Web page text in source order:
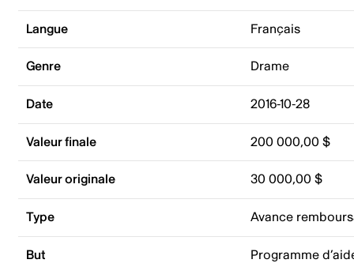
Langue Français
Genre Drame
Date 2016-10-28
Valeur finale 200 000,00 $
Valeur originale 30 000,00 $
Type Avance
But Programme